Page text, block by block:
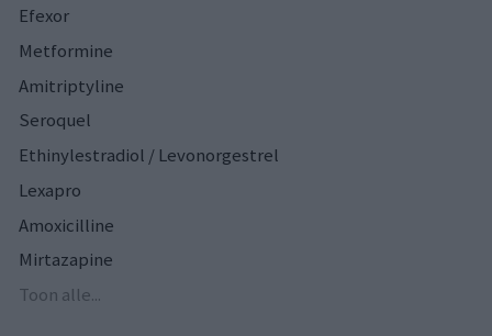
Efexor
Metformine
Amitriptyline
Seroquel
Ethinylestradiol / Levonorgestrel
Lexapro
Amoxicilline
Mirtazapine
Toon alle...